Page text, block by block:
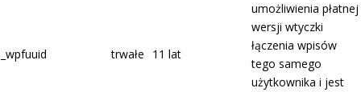
_wpfuuid trwałe 11 lat
umożliwienia płatnej
wersji wtyczki
łączenia wpisów
tego samego
użytkownika i jest